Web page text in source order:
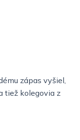
zápas vyšiel,
tiež kolegovia z